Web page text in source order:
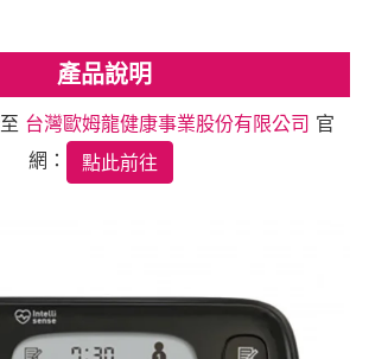
產品說明
台灣歐姆龍健康事業股份有限公司 官
網：
點此前往